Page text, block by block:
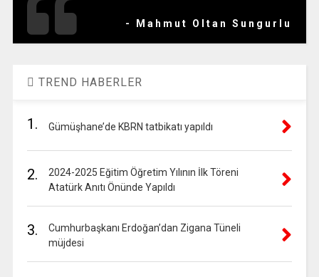
- Mahmut Oltan Sungurlu
TREND HABERLER
1. Gümüşhane’de KBRN tatbikatı yapıldı
2.
2024-2025 Eğitim Öğretim Yılının İlk Töreni
Atatürk Anıtı Önünde Yapıldı
3.
Cumhurbaşkanı Erdoğan’dan Zigana Tüneli
müjdesi